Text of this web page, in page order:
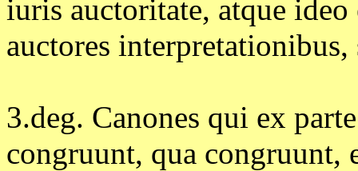
iuris auctoritate, atque
auctores
3.deg. Canones qui ex
congruunt, qua congruunt,